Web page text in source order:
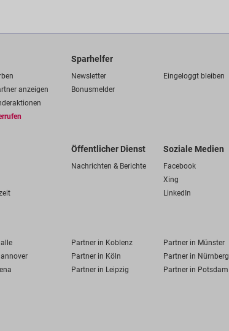
anzeigen
Sparhelfer
Newsletter
Eingeloggt bleiben
Bonusmelder
Öffentlicher Dienst
Nachrichten & Berichte
Soziale Medien
Facebook
Xing
LinkedIn
Partner in Koblenz
Partner in Münster
Partner in Köln
Partner in Nürnberg
Partner in Leipzig Partner in Potsdam